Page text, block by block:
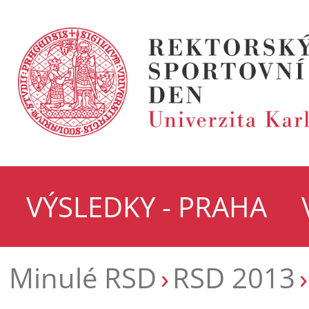
VÝSLEDKY - PRAHA
Minulé RSD RSD 2013